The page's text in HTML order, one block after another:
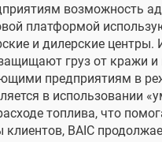
возможность
платформой
и дилерские
груз от кражи
предприятиям в
в использовании
топлива, что
BAIC